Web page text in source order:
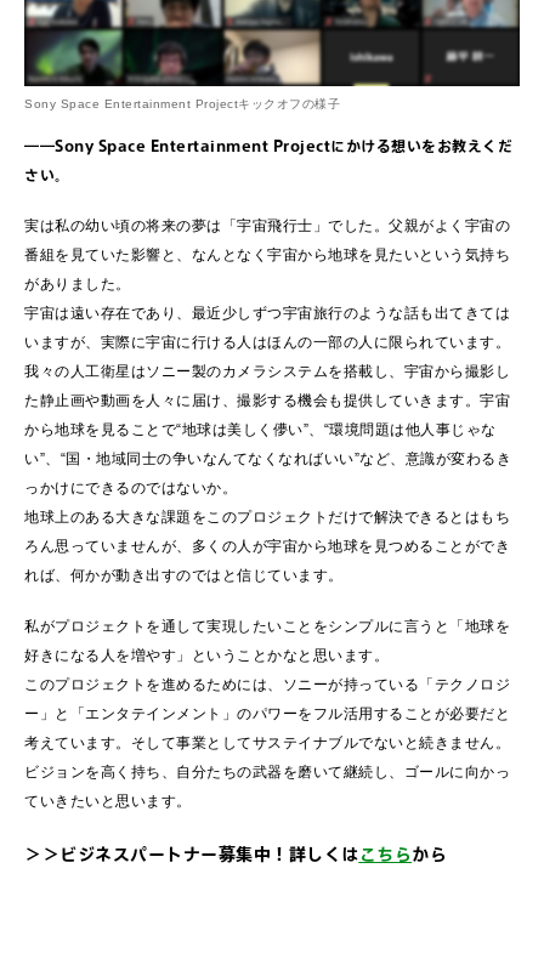
Sony Space Entertainment Projectキックオフの様子
――Sony Space Entertainment Projectにかける想いをお教えくだ
さい。
実は私の幼い頃の将来の夢は「宇宙飛行士」でした。父親がよく宇宙の
番組を見ていた影響と、なんとなく宇宙から地球を見たいという気持ち
がありました。
宇宙は遠い存在であり、最近少しずつ宇宙旅行のような話も出てきては
いますが、実際に宇宙に行ける人はほんの一部の人に限られています。
我々の人工衛星はソニー製のカメラシステムを搭載し、宇宙から撮影し
た静止画や動画を人々に届け、撮影する機会も提供していきます。宇宙
から地球を見ることで“地球は美しく儚い”、“環境問題は他人事じゃな
い”、“国・地域同士の争いなんてなくなればいい”など、意識が変わるき
っかけにできるのではないか。
地球上のある大きな課題をこのプロジェクトだけで解決できるとはもち
ろん思っていませんが、多くの人が宇宙から地球を見つめることができ
れば、何かが動き出すのではと信じています。
私がプロジェクトを通して実現したいことをシンプルに言うと「地球を
好きになる人を増やす」ということかなと思います。
このプロジェクトを進めるためには、ソニーが持っている「テクノロジ
ー」と「エンタテインメント」のパワーをフル活用することが必要だと
考えています。そして事業としてサステイナブルでないと続きません。
ビジョンを高く持ち、自分たちの武器を磨いて継続し、ゴールに向かっ
ていきたいと思います。
＞＞ビジネスパートナー募集中！詳しくはこちらから